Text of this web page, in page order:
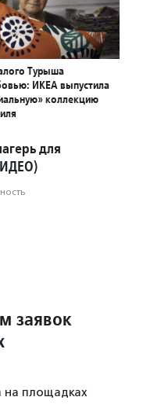
Турыша
ИКЕА выпустила
коллекцию
для
заявок
на площадках